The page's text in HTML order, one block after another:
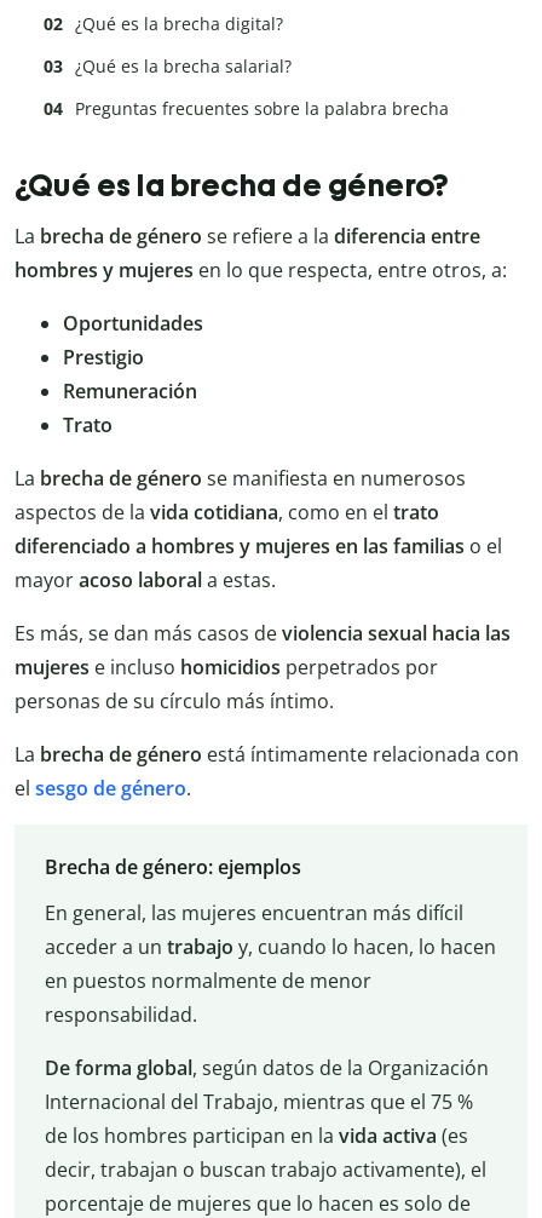
¿Qué es la brecha digital?
¿Qué es la brecha salarial?
Preguntas frecuentes sobre la palabra brecha
¿Qué es la brecha de género?
La brecha de género se refiere a la diferencia entre
hombres y mujeres en lo que respecta, entre otros, a:
Oportunidades
Prestigio
Remuneración
Trato
La brecha de género se manifiesta en numerosos
aspectos de la vida cotidiana, como en el trato
diferenciado a hombres y mujeres en las familias o el
mayoracoso laborala estas.
Es más, se dan más casos deviolencia sexual hacia las
mujeres e incluso homicidios perpetrados por
personas de su círculo más íntimo.
La brecha de género está íntimamente relacionada con
el sesgo de género.
Brecha de género: ejemplos
En general, las mujeres encuentran más difícil
acceder a un trabajo y, cuando lo hacen, lo hacen
en puestos normalmente de menor
responsabilidad.
Deforma global, según datos de la Organización
Internacional del Trabajo, mientras que el 75 %
de los hombres participan en la vida activa (es
decir, trabajan o buscan trabajo activamente), el
porcentaje de mujeres que lo hacen es solo de